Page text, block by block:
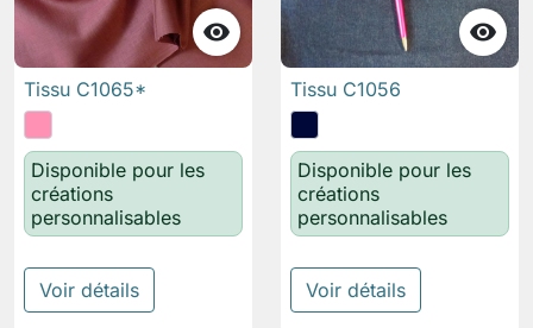

Tissu C1065*
Disponible pour les
créations
personnalisables
Voir détails

Tissu C1056
Disponible pour les
créations
personnalisables
Voir détails